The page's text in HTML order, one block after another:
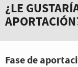
¿LE
Fase de